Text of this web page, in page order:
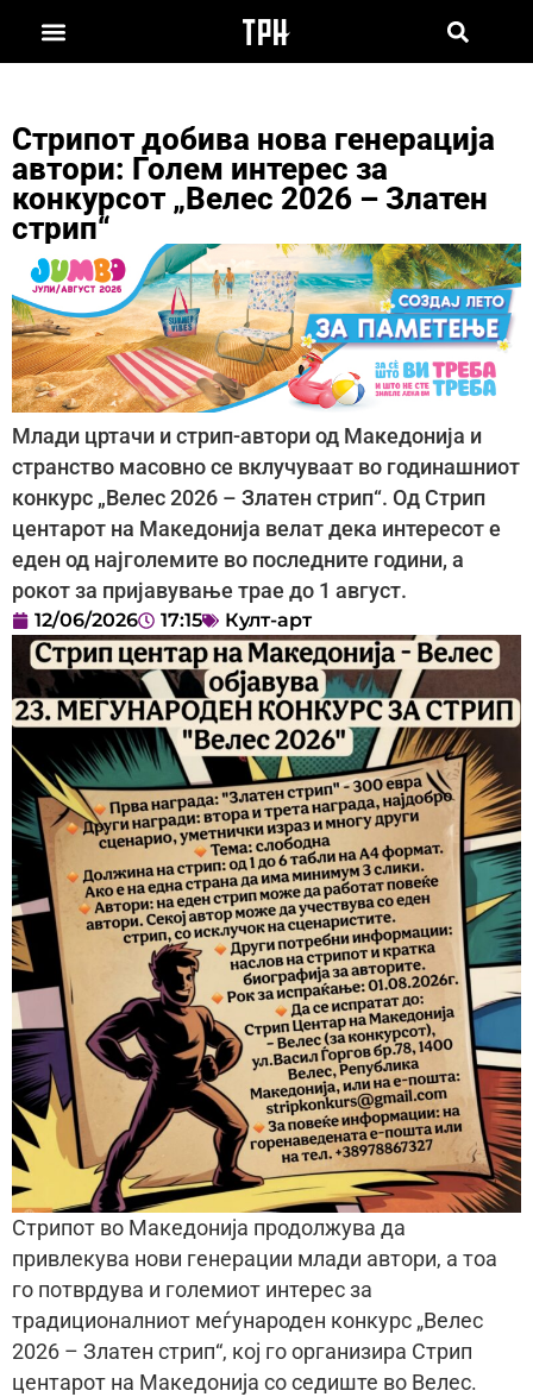
Стрипот добива нова генерација
автори: Голем интерес за
конкурсот „Велес 2026 – Златен
стрип“
Млади цртачи и стрип-автори од Македонија и
странство масовно се вклучуваат во годинашниот
конкурс „Велес 2026 – Златен стрип“. Од Стрип
центарот на Македонија велат дека интересот е
еден од најголемите во последните години, а
рокот за пријавување трае до 1 август.
12/06/2026 17:15 Култ-арт
Стрипот во Македонија продолжува да
привлекува нови генерации млади автори, а тоа
го потврдува и големиот интерес за
традиционалниот меѓународен конкурс „Велес
2026 – Златен стрип“, кој го организира Стрип
центарот на Македонија со седиште во Велес.